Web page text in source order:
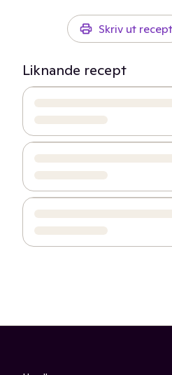
Skriv ut recept
Liknande recept